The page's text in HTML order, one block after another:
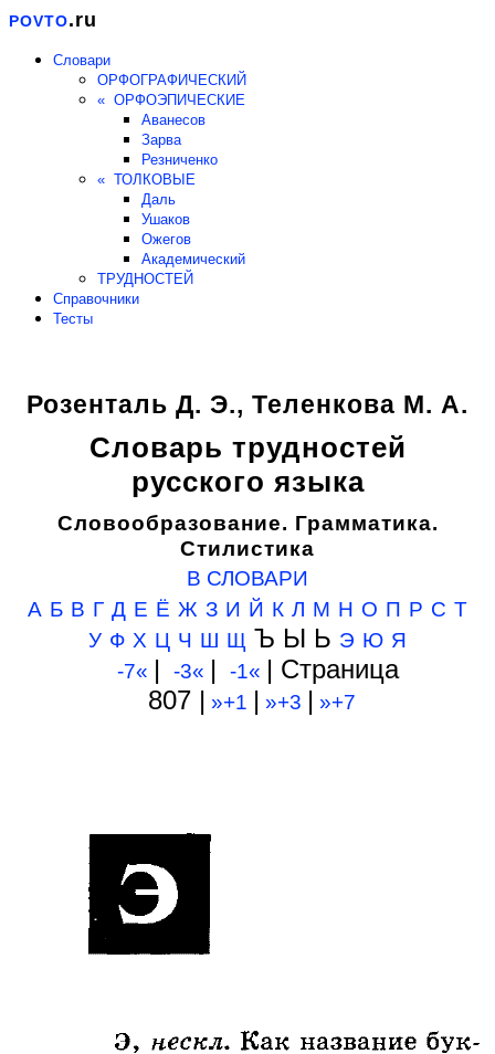
POVTO.ru
Словари
ОРФОГРАФИЧЕСКИЙ
« ОРФОЭПИЧЕСКИЕ
Аванесов
Зарва
Резниченко
« ТОЛКОВЫЕ
Даль
Ушаков
Ожегов
Академический
ТРУДНОСТЕЙ
Справочники
Тесты
Розенталь Д. Э., Теленкова М. А.
Словарь трудностей
русского языка
Словообразование. Грамматика.
Стилистика
В СЛОВАРИ
А Б В Г Д Е Ё Ж З И Й К Л М Н О П Р С Т
У Ф Х Ц Ч Ш Щ Ъ Ы Ь Э Ю Я
-7« | -3« | -1« | Cтраница
807 | »+1 | »+3 | »+7